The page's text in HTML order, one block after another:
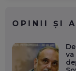
OPINII ȘI
va